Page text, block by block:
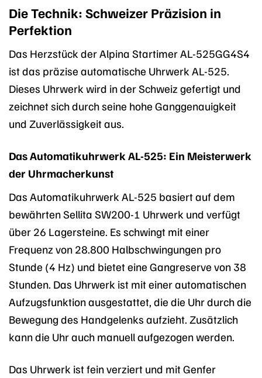
Die Technik: Schweizer Präzision in
Perfektion
Das Herzstück der Alpina Startimer AL-525GG4S4
ist das präzise automatische Uhrwerk AL-525.
Dieses Uhrwerk wird in der Schweiz gefertigt und
zeichnet sich durch seine hohe Ganggenauigkeit
und Zuverlässigkeit aus.
Das Automatikuhrwerk AL-525: Ein Meisterwerk
der Uhrmacherkunst
Das Automatikuhrwerk AL-525 basiert auf dem
bewährten Sellita SW200-1 Uhrwerk und verfügt
über 26 Lagersteine. Es schwingt mit einer
Frequenz von 28.800 Halbschwingungen pro
Stunde (4 Hz) und bietet eine Gangreserve von 38
Stunden. Das Uhrwerk ist mit einer automatischen
Aufzugsfunktion ausgestattet, die die Uhr durch die
Bewegung des Handgelenks aufzieht. Zusätzlich
kann die Uhr auch manuell aufgezogen werden.
Das Uhrwerk ist fein verziert und mit Genfer